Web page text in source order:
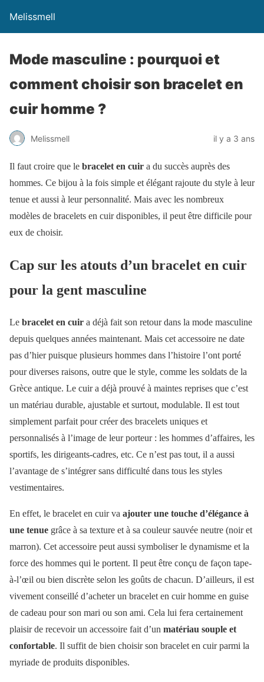
Melissmell
Mode masculine : pourquoi et
comment choisir son bracelet en
cuir homme ?
Melissmell il y a 3 ans
Il faut croire que le bracelet en cuir a du succès auprès des
hommes. Ce bijou à la fois simple et élégant rajoute du style à leur
tenue et aussi à leur personnalité. Mais avec les nombreux
modèles de bracelets en cuir disponibles, il peut être difficile pour
eux de choisir.
Cap sur les atouts d’un bracelet en cuir
pour la gent masculine
Le bracelet en cuir a déjà fait son retour dans la mode masculine
depuis quelques années maintenant. Mais cet accessoire ne date
pas d’hier puisque plusieurs hommes dans l’histoire l’ont porté
pour diverses raisons, outre que le style, comme les soldats de la
Grèce antique. Le cuir a déjà prouvé à maintes reprises que c’est
un matériau durable, ajustable et surtout, modulable. Il est tout
simplement parfait pour créer des bracelets uniques et
personnalisés à l’image de leur porteur : les hommes d’affaires, les
sportifs, les dirigeants-cadres, etc. Ce n’est pas tout, il a aussi
l’avantage de s’intégrer sans difficulté dans tous les styles
vestimentaires.
En effet, le bracelet en cuir va ajouter une touche d’élégance à
une tenue grâce à sa texture et à sa couleur sauvée neutre (noir et
marron). Cet accessoire peut aussi symboliser le dynamisme et la
force des hommes qui le portent. Il peut être conçu de façon tape-
à-l’œil ou bien discrète selon les goûts de chacun. D’ailleurs, il est
vivement conseillé d’acheter un bracelet en cuir homme en guise
de cadeau pour son mari ou son ami. Cela lui fera certainement
plaisir de recevoir un accessoire fait d’un matériau souple et
confortable. Il suffit de bien choisir son bracelet en cuir parmi la
myriade de produits disponibles.